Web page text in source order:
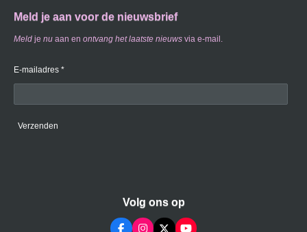
Meld je aan voor de nieuwsbrief
Meld je nu aan en ontvang het laatste nieuws via e-mail.
E-mailadres *
Verzenden
Volg ons op